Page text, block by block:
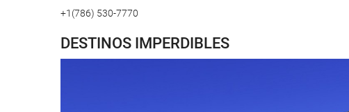
+1(786) 530-7770
DESTINOS IMPERDIBLES